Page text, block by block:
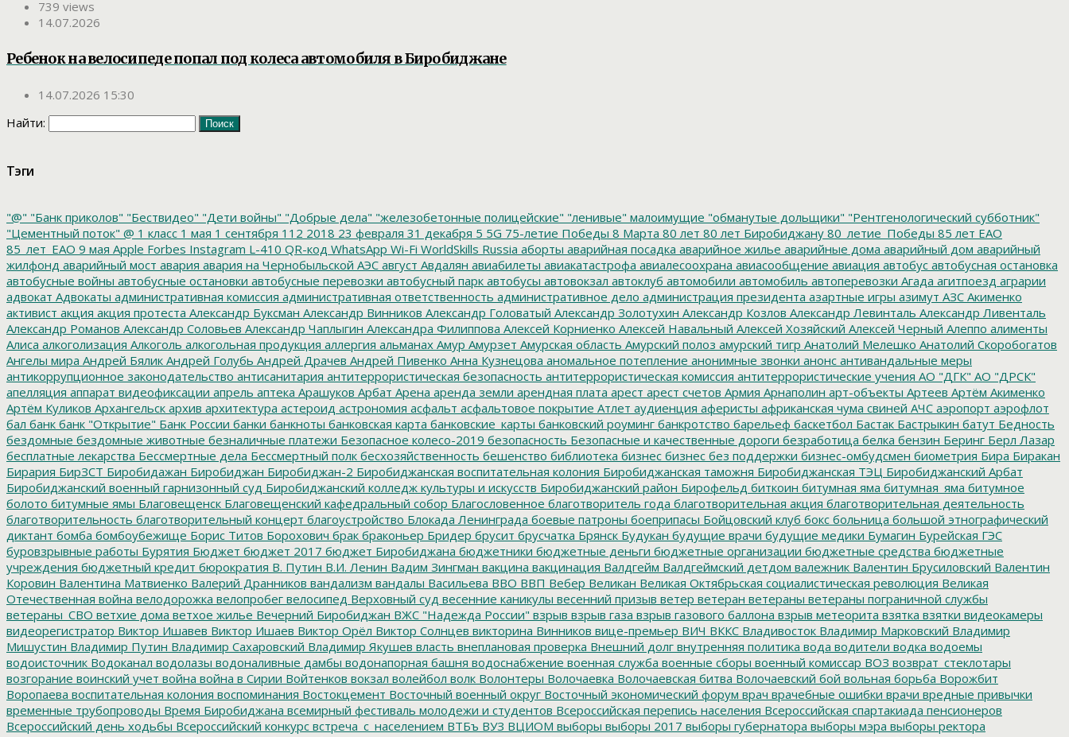
739 views
14.07.2026
Ребенок на велосипеде попал под колеса автомобиля в Биробиджане
14.07.2026 15:30
Найти:
Тэги
"@" "Банк приколов" "Бествидео" "Дети войны" "Добрые дела" "железобетонные полицейские" "ленивые" малоимущие "обманутые дольщики" "Рентгенологический субботник"
"Цементный поток" @ 1 класс 1 мая 1 сентября 112 2018 23 февраля 31 декабря 5 5G 75-летие Победы 8 Марта 80 лет 80 лет Биробиджану 80_летие_Победы 85 лет ЕАО
85_лет_ЕАО 9 мая Apple Forbes Instagram L-410 QR-код WhatsApp Wi-Fi WorldSkills Russia аборты аварийная посадка аварийное жилье аварийные дома аварийный дом аварийный
жилфонд аварийный мост авария авария на Чернобыльской АЭС август Авдалян авиабилеты авиакатастрофа авиалесоохрана авиасообщение авиация автобус автобусная остановка
автобусные войны автобусные остановки автобусные перевозки автобусный парк автобусы автовокзал автоклуб автомобили автомобиль автоперевозки Агада агитпоезд аграрии
адвокат Адвокаты административная комиссия административная ответственность административное дело администрация президента азартные игры азимут АЗС Акименко
активист акция акция протеста Александр Буксман Александр Винников Александр Головатый Александр Золотухин Александр Козлов Александр Левинталь Александр Ливенталь
Александр Романов Александр Соловьев Александр Чаплыгин Александра Филиппова Алексей Корниенко Алексей Навальный Алексей Хозяйский Алексей Черный Алеппо алименты
Алиса алкоголизация Алкоголь алкогольная продукция аллергия альманах Амур Амурзет Амурская область Амурский полоз амурский тигр Анатолий Мелешко Анатолий Скоробогатов
Ангелы мира Андрей Бялик Андрей Голубь Андрей Драчев Андрей Пивенко Анна Кузнецова аномальное потепление анонимные звонки анонс антивандальные меры
антикоррупционное законодательство антисанитария антитеррористическая безопасность антитеррористическая комиссия антитеррористические учения АО "ДГК" АО "ДРСК"
апелляция аппарат видеофиксации апрель аптека Арашуков Арбат Арена аренда земли арендная плата арест арест счетов Армия Арнаполин арт-объекты Артеев Артём Акименко
Артём Куликов Архангельск архив архитектура астероид астрономия асфальт асфальтовое покрытие Атлет аудиенция аферисты африканская чума свиней АЧС аэропорт аэрофлот
бал банк банк "Открытие" Банк России банки банкноты банковская карта банковские_карты банковский роуминг банкротство барельеф баскетбол Бастак Бастрыкин батут Бедность
бездомные бездомные животные безналичные платежи Безопасное колесо-2019 безопасность Безопасные и качественные дороги безработица белка бензин Беринг Берл Лазар
бесплатные лекарства Бессмертные дела Бессмертный полк бесхозяйственность бешенство библиотека бизнес бизнес без поддержки бизнес-омбудсмен биометрия Бира Биракан
Бирария БирЗСТ Биробидажан Биробиджан Биробиджан-2 Биробиджанская воспитательная колония Биробиджанская таможня Биробиджанская ТЭЦ Биробиджанский Арбат
Биробиджанский военный гарнизонный суд Биробиджанский колледж культуры и искусств Биробиджанский район Бирофельд биткоин битумная яма битумная_яма битумное
болото битумные ямы Благовещенск Благовещенский кафедральный собор Благословенное благотворитель года благотворительная акция благотворительная деятельность
благотворительность благотворительный концерт благоустройство Блокада Ленинграда боевые патроны боеприпасы Бойцовский клуб бокс больница большой этнографический
диктант бомба бомбоубежище Борис Титов Борохович брак браконьер Бридер брусит брусчатка Брянск Будукан будущие врачи будущие медики Бумагин Бурейская ГЭС
буровзрывные работы Бурятия Бюджет бюджет 2017 бюджет Биробиджана бюджетники бюджетные деньги бюджетные организации бюджетные средства бюджетные
учреждения бюджетный кредит бюрократия В. Путин В.И. Ленин Вадим Зингман вакцина вакцинация Валдгейм Валдгеймский детдом валежник Валентин Брусиловский Валентин
Коровин Валентина Матвиенко Валерий Дранников вандализм вандалы Васильева ВВО ВВП Вебер Великан Великая Октябрьская социалистическая революция Великая
Отечественная война велодорожка велопробег велосипед Верховный суд весенние каникулы весенний призыв ветер ветеран ветераны ветераны пограничной службы
ветераны_СВО ветхие дома ветхое жилье Вечерний Биробиджан ВЖС "Надежда России" взрыв взрыв газа взрыв газового баллона взрыв метеорита взятка взятки видеокамеры
видеорегистратор Виктор Ишавев Виктор Ишаев Виктор Орёл Виктор Солнцев викторина Винников вице-премьер ВИЧ ВККС Владивосток Владимир Марковский Владимир
Мишустин Владимир Путин Владимир Сахаровский Владимир Якушев власть внеплановая проверка Внешний долг внутренняя политика вода водители водка водоемы
водоисточник Водоканал водолазы водоналивные дамбы водонапорная башня водоснабжение военная служба военные сборы военный комиссар ВОЗ возврат_стеклотары
возгорание воинский учет война война в Сирии Войтенков вокзал волейбол волк Волонтеры Волочаевка Волочаевская битва Волочаевский бой вольная борьба Ворожбит
Воропаева воспитательная колония воспоминания Востокцемент Восточный военный округ Восточный экономический форум врач врачебные ошибки врачи вредные привычки
временные трубопроводы Время Биробиджана всемирный фестиваль молодежи и студентов Всероссийская перепись населения Всероссийская спартакиада пенсионеров
Всероссийский день ходьбы Всероссийский конкурс встреча_с_населением ВТБъ ВУЗ ВЦИОМ выборы выборы 2017 выборы губернатора выборы мэра выборы ректора